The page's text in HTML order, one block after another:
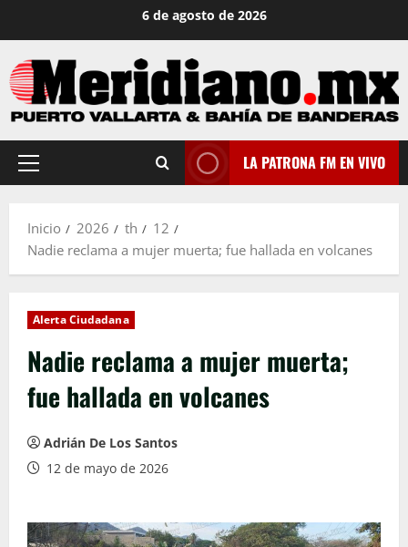
contenido
6 de agosto de 2026
Menú
LA PATRONA FM EN VIVO
Inicio 2026 th
12
Nadie reclama a mujer muerta; fue hallada en volcanes
Alerta Ciudadana
Nadie reclama a mujer muerta;
fue hallada en volcanes
Adrián De Los Santos
12 de mayo de 2026